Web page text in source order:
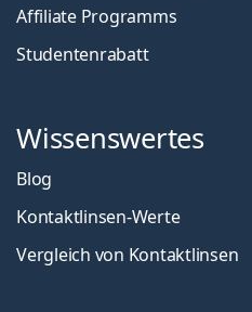
Affiliate Programms
Studentenrabatt
Wissenswertes
Blog
Kontaktlinsen-Werte
Vergleich von Kontaktlinsen